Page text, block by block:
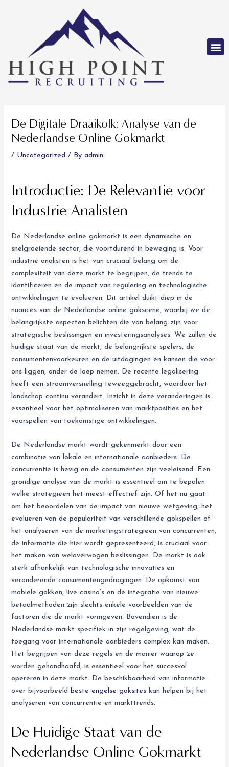
De Digitale Draaikolk: Analyse van de
Nederlandse Online Gokmarkt
/ Uncategorized / Byadmin
Introductie: De Relevantie voor
Industrie Analisten
De Nederlandse online gokmarkt is een dynamische en
snelgroeiende sector, die voortdurend in beweging is. Voor
industrie analisten is het van cruciaal belang om de
complexiteit van deze markt te begrijpen, de trends te
identificeren en de impact van regulering en technologische
ontwikkelingen te evalueren. Dit artikel duikt diep in de
nuances van de Nederlandse online gokscene, waarbij we de
belangrijkste aspecten belichten die van belang zijn voor
strategische beslissingen en investeringsanalyses. We zullen de
huidige staat van de markt, de belangrijkste spelers, de
consumentenvoorkeuren en de uitdagingen en kansen die voor
ons liggen, onder de loep nemen. De recente legalisering
heeft een stroomversnelling teweeggebracht, waardoor het
landschap continu verandert. Inzicht in deze veranderingen is
essentieel voor het optimaliseren van marktposities en het
voorspellen van toekomstige ontwikkelingen.
De Nederlandse markt wordt gekenmerkt door een
combinatie van lokale en internationale aanbieders. De
concurrentie is hevig en de consumenten zijn veeleisend. Een
grondige analyse van de markt is essentieel om te bepalen
welke strategieën het meest effectief zijn. Of het nu gaat
om het beoordelen van de impact van nieuwe wetgeving, het
evalueren van de populariteit van verschillende gokspellen of
het analyseren van de marketingstrategieën van concurrenten,
de informatie die hier wordt gepresenteerd, is cruciaal voor
het maken van weloverwogen beslissingen. De markt is ook
sterk afhankelijk van technologische innovaties en
veranderende consumentengedragingen. De opkomst van
mobiele gokken, live casino’s en de integratie van nieuwe
betaalmethoden zijn slechts enkele voorbeelden van de
factoren die de markt vormgeven. Bovendien is de
Nederlandse markt specifiek in zijn regelgeving, wat de
toegang voor internationale aanbieders complex kan maken.
Het begrijpen van deze regels en de manier waarop ze
worden gehandhaafd, is essentieel voor het succesvol
opereren in deze markt. De beschikbaarheid van informatie
over bijvoorbeeldbeste engelse goksites kan helpen bij het
analyseren van concurrentie en markttrends.
De Huidige Staat van de
Nederlandse Online Gokmarkt